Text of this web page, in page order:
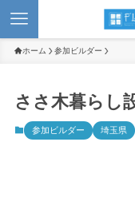
ホーム 参加ビルダー
ささ木暮らし
参加ビルダー 埼玉県